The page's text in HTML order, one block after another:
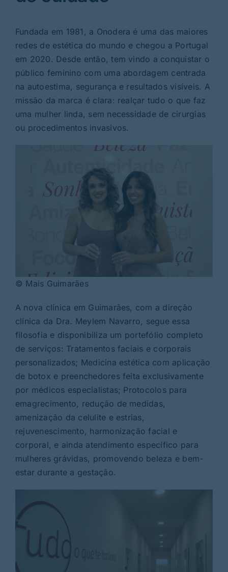
Fundada em 1981, a Onodera é uma das maiores
redes de estética do mundo e chegou a Portugal
em 2020. Desde então, tem vindo a conquistar o
público feminino com uma abordagem centrada
na autoestima, segurança e resultados visíveis. A
missão da marca é clara: realçar tudo o que faz
uma mulher linda, sem necessidade de cirurgias
ou procedimentos invasivos.
© Mais Guimarães
A nova clínica em Guimarães, com a direção
clínica da Dra. Meylem Navarro, segue essa
filosofia e disponibiliza um portefólio completo
de serviços: Tratamentos faciais e corporais
personalizados; Medicina estética com aplicação
de botox e preenchedores feita exclusivamente
por médicos especialistas; Protocolos para
emagrecimento, redução de medidas,
amenização da celulite e estrias,
rejuvenescimento, harmonização facial e
corporal, e ainda atendimento específico para
mulheres grávidas, promovendo beleza e bem-
estar durante a gestação.